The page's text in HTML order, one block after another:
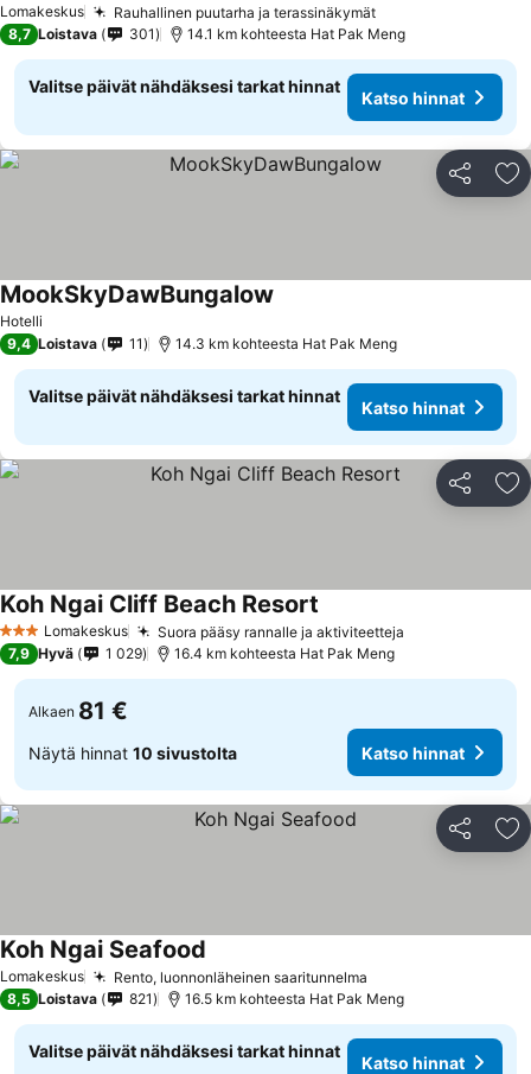
Lomakeskus
Rauhallinen puutarha ja terassinäkymät
8,7 Loistava 301 14.1 km kohteesta Hat Pak Meng
Valitse päivät nähdäksesi tarkat hinnat
Katso hinnat
Jaa
Hotelli
MookSkyDawBungalow
9,4 Loistava 11 14.3 km kohteesta Hat Pak Meng
Valitse päivät nähdäksesi tarkat hinnat
Katso hinnat
Jaa
3 Tähtiluokitus
Lomakeskus Suora pääsy rannalle ja aktiviteetteja
Koh Ngai Cliff Beach Resort
7,9 Hyvä 1 029 16.4 km kohteesta Hat Pak Meng
Alkaen 81 €
Näytä hinnat 10 sivustolta Katso hinnat
Jaa
Lomakeskus Rento, luonnonläheinen saaritunnelma
Koh Ngai Seafood
8,5 Loistava 821 16.5 km kohteesta Hat Pak Meng
Valitse päivät nähdäksesi tarkat hinnat
Katso hinnat